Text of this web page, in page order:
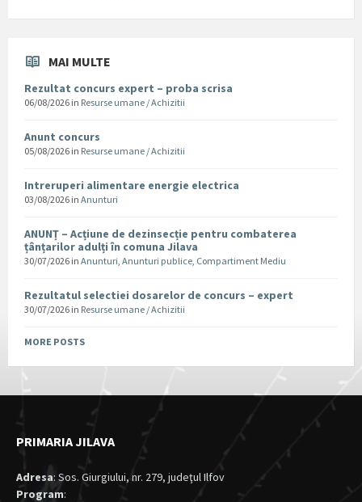
MAI MULTE
Rezultat concurs expert – proba scrisa
06/08/2026 in Resurse umane / Achizitii
Anunt concurs
05/08/2026 in Resurse umane / Achizitii
Intreruperi alimentare energie electrica
03/08/2026 in Anunturi
ANUNȚ – Acțiune de dezinsecție pentru combaterea
țânțarilor adulți în comuna Jilava
30/07/2026 in Anunturi, Anunturi publice, Compartiment Mediu
Rezultatul selectiei dosarelor de concurs – expert
30/07/2026 in Resurse umane / Achizitii
MORE POSTS
PRIMARIA JILAVA
Adresa: Sos. Giurgiului, nr. 279, judeţul Ilfov
Program: